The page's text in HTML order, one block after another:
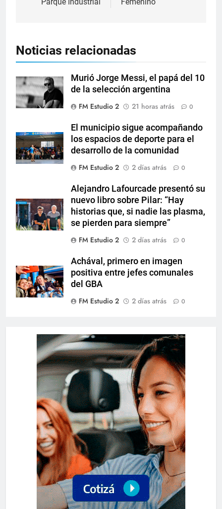
Noticias relacionadas
Murió Jorge Messi, el papá del 10
de la selección argentina
FM Estudio 2
21 horas atrás 0
El municipio sigue acompañando
los espacios de deporte para el
desarrollo de la comunidad
FM Estudio 2
2 días atrás 0
Alejandro Lafourcade presentó su
nuevo libro sobre Pilar: “Hay
historias que, si nadie las plasma,
se pierden para siempre”
FM Estudio 2
2 días atrás 0
Achával, primero en imagen
positiva entre jefes comunales
del GBA
FM Estudio 2
2 días atrás 0